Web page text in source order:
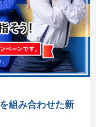
組み合わせた新